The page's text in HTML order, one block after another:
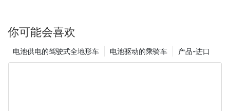
Q500 4K 以其轻巧的重量和直观的设计而闻名，使其成为室内飞行
的理想选择。- 摄像头质量：配备高分辨率摄像头的无人机对于捕捉
清晰细腻的图像至关重要。例如，DJI Mini 3 Pro 配备 48MP 摄像
头，即使在弱光条件下也能拍出令人惊叹的照片，非常适合室内摄
你可能会喜欢
产品-进口
电池驱动的乘骑车
电池供电的驾驶式全地形车